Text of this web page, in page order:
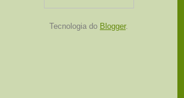
Tecnologia do Blogger.